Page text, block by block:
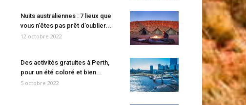
Nuits australiennes : 7 lieux que
vous n’êtes pas prêt d’oublier...
12 octobre 2022
Des activités gratuites à Perth,
pour un été coloré et bien...
5 octobre 2022